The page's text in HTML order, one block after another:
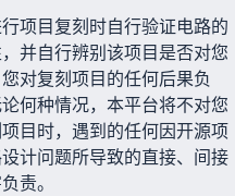
项目复刻时自行验证电路的
并自行辨别该项目是否对您
对复刻项目的任何后果负
何种情况，本平台将不对您
目时，遇到的任何因开源项
设计问题所导致的直接、间接
责。